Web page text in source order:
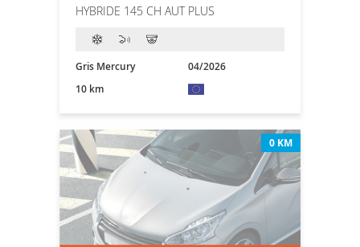
HYBRIDE 145 CH AUT PLUS
Gris Mercury
04/2026
10 km
0 KM